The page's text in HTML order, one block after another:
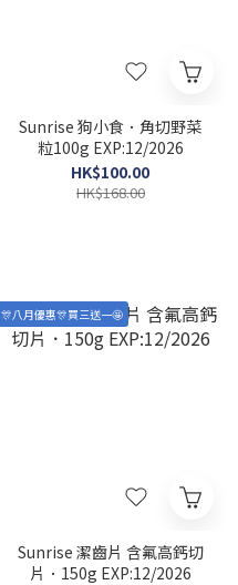
Sunrise 狗小食．角切野菜
粒100g EXP:12/2026
HK$100.00
HK$168.00
🎊八月優惠🎊買三送一🤩
Sunrise 潔齒片 含氟高鈣切
片．150g EXP:12/2026